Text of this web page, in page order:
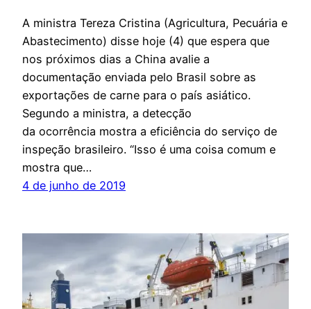
A ministra Tereza Cristina (Agricultura, Pecuária e
Abastecimento) disse hoje (4) que espera que
nos próximos dias a China avalie a
documentação enviada pelo Brasil sobre as
exportações de carne para o país asiático.
Segundo a ministra, a detecção
da ocorrência mostra a eficiência do serviço de
inspeção brasileiro. “Isso é uma coisa comum e
mostra que…
4 de junho de 2019